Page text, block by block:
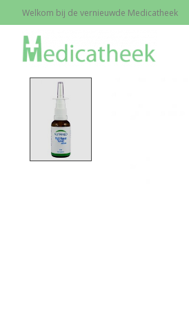
Welkom bij de vernieuwde Medicatheek
Home